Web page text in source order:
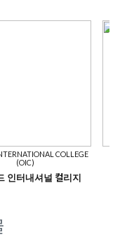
COLLEGE
(OIC)
인터내셔널 컬리지